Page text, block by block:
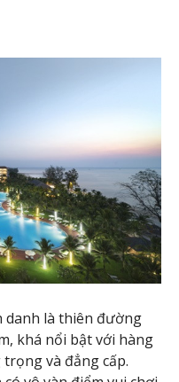
danh là thiên đường
khá nổi bật với hàng
và đẳng cấp.